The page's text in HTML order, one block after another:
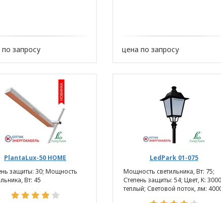
запросу цена по запросу
PlantaLux-50 HOME
защиты: 30; Мощность
Вт: 45
LedPark 01-075
Мощность светильника, Вт: 75;
Степень защиты: 54; Цвет, K:
теплый; Световой поток, лм: